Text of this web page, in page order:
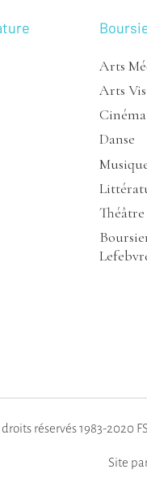
Arts
Arts
Cinéma
Danse
Théâtre
droits réservés 1983-2020
Site